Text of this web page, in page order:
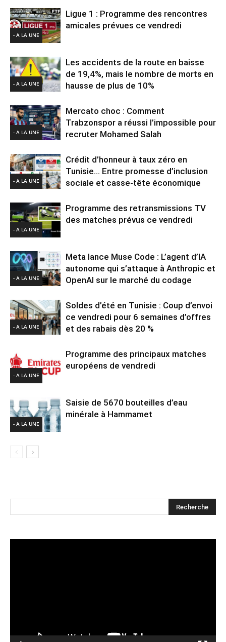
- A LA UNE
Ligue 1 : Programme des rencontres
amicales prévues ce vendredi
- A LA UNE
Les accidents de la route en baisse
de 19,4%, mais le nombre de morts en
hausse de plus de 10%
- A LA UNE
Mercato choc : Comment
Trabzonspor a réussi l’impossible pour
recruter Mohamed Salah
- A LA UNE
Crédit d’honneur à taux zéro en
Tunisie… Entre promesse d’inclusion
sociale et casse-tête économique
- A LA UNE
Programme des retransmissions TV
des matches prévus ce vendredi
- A LA UNE
Meta lance Muse Code : L’agent d’IA
autonome qui s’attaque à Anthropic et
OpenAI sur le marché du codage
- A LA UNE
Soldes d’été en Tunisie : Coup d’envoi
ce vendredi pour 6 semaines d’offres
et des rabais dès 20 %
- A LA UNE
Programme des principaux matches
européens de vendredi
- A LA UNE
Saisie de 5670 bouteilles d’eau
minérale à Hammamet